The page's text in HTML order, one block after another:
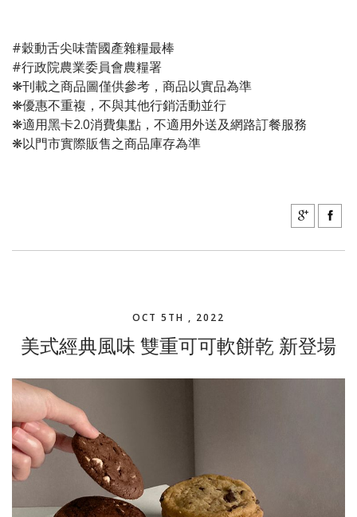
#穀動舌尖味蕾國產雜糧最棒
#行政院農業委員會農糧署
❋刊載之商品圖僅供參考，商品以實品為準
❋優惠不重複，不與其他行銷活動並行
❋適用黑卡2.0消費集點，不適用外送及網路訂餐服務
❋以門市實際販售之商品庫存為準
OCT 5TH , 2022
美式經典風味 雙重可可軟餅乾 新登場